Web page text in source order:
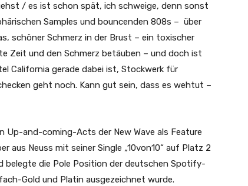
/ es ist schon spät, ich schweige, denn sonst
Samples und bouncenden 808s – über
schöner Schmerz in der Brust – ein toxischer
Zeit und den Schmerz betäuben – und doch ist
California gerade dabei ist, Stockwerk für
geht noch. Kann gut sein, dass es wehtut –
Up-and-coming-Acts der New Wave als Feature
aus Neuss mit seiner Single „10von10“ auf Platz 2
belegte die Pole Position der deutschen Spotify-
Gold und Platin ausgezeichnet wurde.